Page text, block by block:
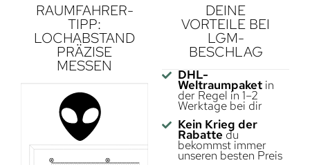
RAUMFAHRER-
TIPP:
LOCHABSTAND
PRÄZISE
MESSEN
DEINE
VORTEILE BEI
LGM-
BESCHLAG
DHL-
Weltraumpaketin
der Regel in 1–2
Werktage bei dir
Kein Krieg der
Rabattedu
bekommst immer
unseren besten Preis